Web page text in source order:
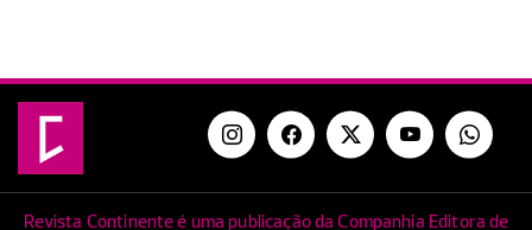
Revista Continente é uma publicação da Companhia Editora de